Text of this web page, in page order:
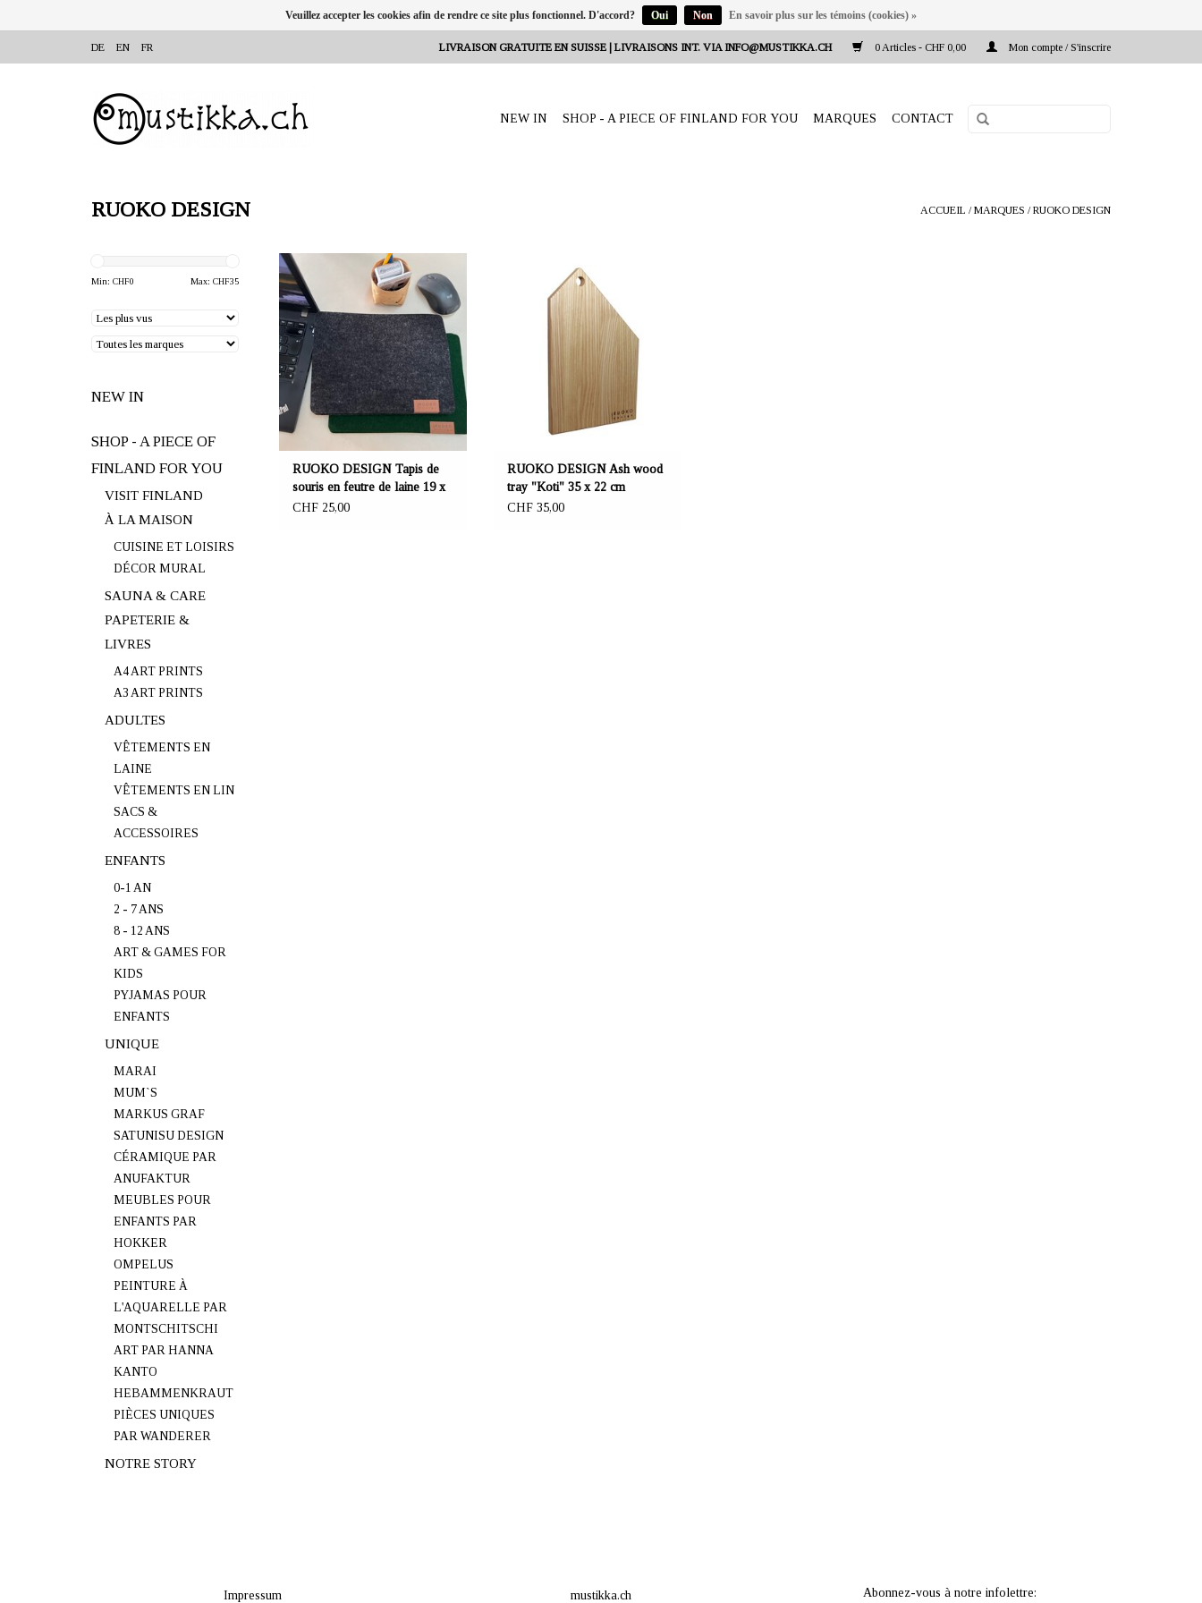
DE EN FR LIVRAISON GRATUITE EN SUISSE | LIVRAISONS INT. VIA INFO@MUSTIKKA.CH 0 Articles - CHF 0,00 Mon compte / S'inscrire
NEW IN SHOP - A PIECE OF FINLAND FOR YOU MARQUES CONTACT
RUOKO DESIGN ACCUEIL /MARQUES /RUOKO DESIGN
Min: CHF0 Max: CHF35
NEW IN
SHOP - A PIECE OF
FINLAND FOR YOU
VISIT FINLAND
À LA MAISON
CUISINE ET LOISIRS
DÉCOR MURAL
SAUNA & CARE
PAPETERIE &
LIVRES
A4 ART PRINTS
A3 ART PRINTS
ADULTES
VÊTEMENTS EN
LAINE
VÊTEMENTS EN LIN
SACS &
ACCESSOIRES
ENFANTS
0-1 AN
2 - 7 ANS
8 - 12 ANS
ART & GAMES FOR
KIDS
PYJAMAS POUR
ENFANTS
UNIQUE
MARAI
MUM`S
MARKUS GRAF
SATUNISU DESIGN
CÉRAMIQUE PAR
ANUFAKTUR
MEUBLES POUR
ENFANTS PAR
HOKKER
OMPELUS
PEINTURE À
L'AQUARELLE PAR
MONTSCHITSCHI
ART PAR HANNA
KANTO
HEBAMMENKRAUT
PIÈCES UNIQUES
PAR WANDERER
NOTRE STORY
OFFRANT: mustikka.ch Reeta Nagel,
Frauenfeld, Suisse
Tapis de souris en feutre de laine.
Dimensions : 19 x 25 x 0,3 cm.
Couleurs disponibles : gris foncé ou
vert forêt.
RUOKO DESIGN Tapis de
souris en feutre de laine 19 x
25 cm
CHF 25,00
Frauenfeld, Suisse
Planche à découper en bois de frêne.
La surface est recouverte d'huile de
graines de pavot 100 % végétale et
convient aux aliments. Dimensions : 35
x 22 cm. Profondeur 2 cm.
RUOKO DESIGN Ash wood
tray "Koti" 35 x 22 cm
CHF 35,00
Impressum mustikka.ch Abonnez-vous à notre infolettre:
Veuillez accepter les cookies afin de rendre ce site plus fonctionnel. D'accord? Oui Non En savoir plus sur les témoins (cookies) »